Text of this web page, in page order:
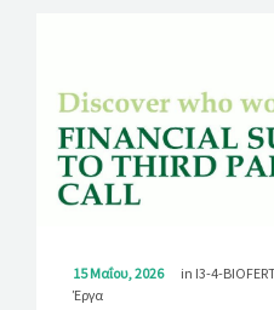
ΠΡΟΪΌΝΤΑ
ΛΎΣΕΙΣ
ΕΠΙΚΟΙΝΩΝΊΑ
15 Μαΐου, 2026 in I3-4-
Έργα